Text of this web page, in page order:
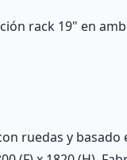
rack 19" en
ruedas y